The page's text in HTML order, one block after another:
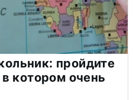
пройдите
котором очень